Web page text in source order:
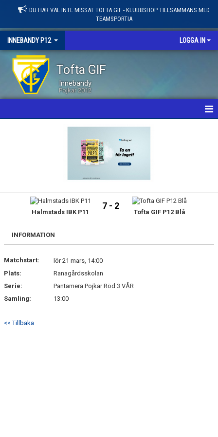
DU HAR VÄL INTE MISSAT TOFTA GIF - KLUBBSHOP TILLSAMMANS MED
TEAMSPORTIA
INNEBANDY P12 LOGGA IN
Tofta GIF
Innebandy
Pojkar 2012
LEDARE / TRUPP
BILDGALLERI
Halmstads IBK P11
7 - 2
Tofta GIF P12 Blå
INFORMATION
Matchstart:
lör 21 mars, 14:00
Plats:
Ranagårdsskolan
Serie:
Pantamera Pojkar Röd 3 VÅR
Samling:
13:00
<< Tillbaka